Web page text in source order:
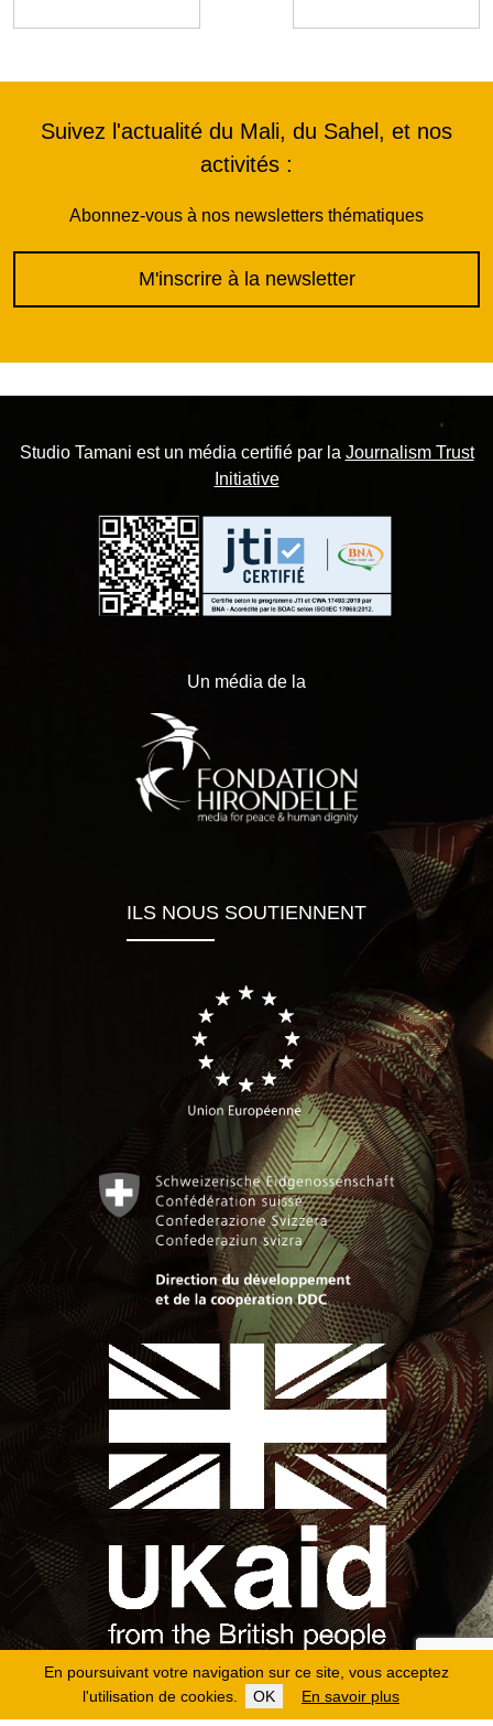
En poursuivant votre navigation sur ce site, vous acceptez
l'utilisation de cookies.
OK En savoir plus
Suivez l'actualité du Mali, du Sahel, et nos
activités :
Abonnez-vous à nos newsletters thématiques
M'inscrire à la newsletter
Studio Tamani est un média certifié par la Journalism Trust
Initiative
Un média de la
ILS NOUS SOUTIENNENT